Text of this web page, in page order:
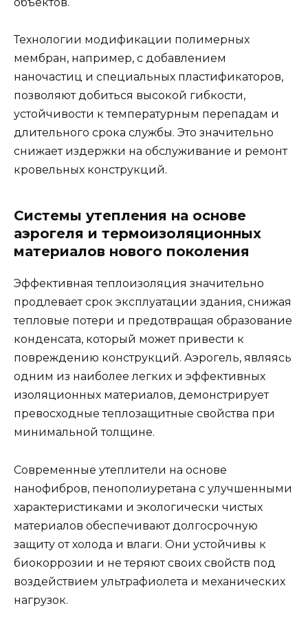
Технологии модификации полимерных
мембран, например, с добавлением
наночастиц и специальных пластификаторов,
позволяют добиться высокой гибкости,
устойчивости к температурным перепадам и
длительного срока службы. Это значительно
снижает издержки на обслуживание и ремонт
кровельных конструкций.
Системы утепления на основе
аэрогеля и термоизоляционных
материалов нового поколения
Эффективная теплоизоляция значительно
продлевает срок эксплуатации здания, снижая
тепловые потери и предотвращая образование
конденсата, который может привести к
повреждению конструкций. Аэрогель, являясь
одним из наиболее легких и эффективных
изоляционных материалов, демонстрирует
превосходные теплозащитные свойства при
минимальной толщине.
Современные утеплители на основе
нанофибров, пенополиуретана с улучшенными
характеристиками и экологически чистых
материалов обеспечивают долгосрочную
защиту от холода и влаги. Они устойчивы к
биокоррозии и не теряют своих свойств под
воздействием ультрафиолета и механических
нагрузок.